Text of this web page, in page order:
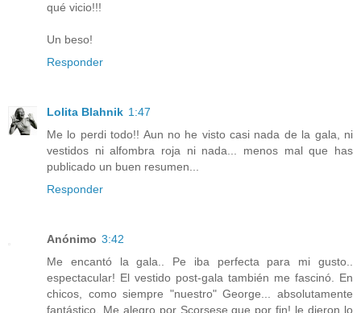
qué vicio!!!
Un beso!
Responder
Lolita Blahnik 1:47
Me lo perdi todo!! Aun no he visto casi nada de la gala, ni
vestidos ni alfombra roja ni nada... menos mal que has
publicado un buen resumen...
Responder
Anónimo 3:42
Me encantó la gala.. Pe iba perfecta para mi gusto..
espectacular! El vestido post-gala también me fascinó. En
chicos, como siempre "nuestro" George... absolutamente
fantástico. Me alegro por Scorsese que por fin! le dieron lo